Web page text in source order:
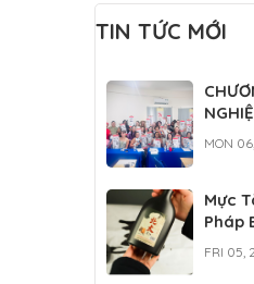
TIN TỨC MỚI
VIỆT
HỌC
MON
Mực
Pháp
500ML
FRI 05,